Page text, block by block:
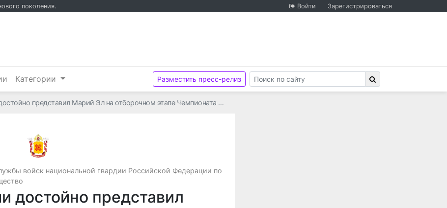
поколения. Войти Зарегистрироваться
Категории Разместить пресс-релиз
представил Марий Эл на отборочном этапе Чемпионата …
Управление Федеральной службы войск национальной гвардии Российской Федерации по
войск национальной гвардии Российской Федерации по
достойно представил